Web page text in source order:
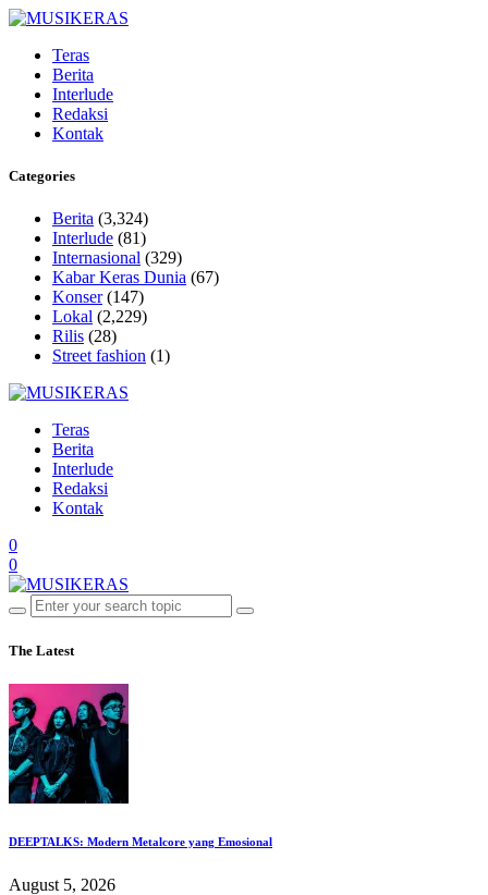
Teras
Berita
Interlude
Redaksi
Kontak
Categories
Berita (3,324)
Interlude (81)
Internasional (329)
Kabar Keras Dunia (67)
Konser(147)
Lokal (2,229)
Rilis (28)
Street fashion (1)
Teras
Berita
Interlude
Redaksi
Kontak
0
0
The Latest
DEEPTALKS: Modern Metalcore yang Emosional
August 5, 2026